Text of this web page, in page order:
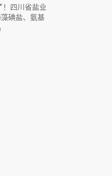
！四川省盐业
碘盐、氨基